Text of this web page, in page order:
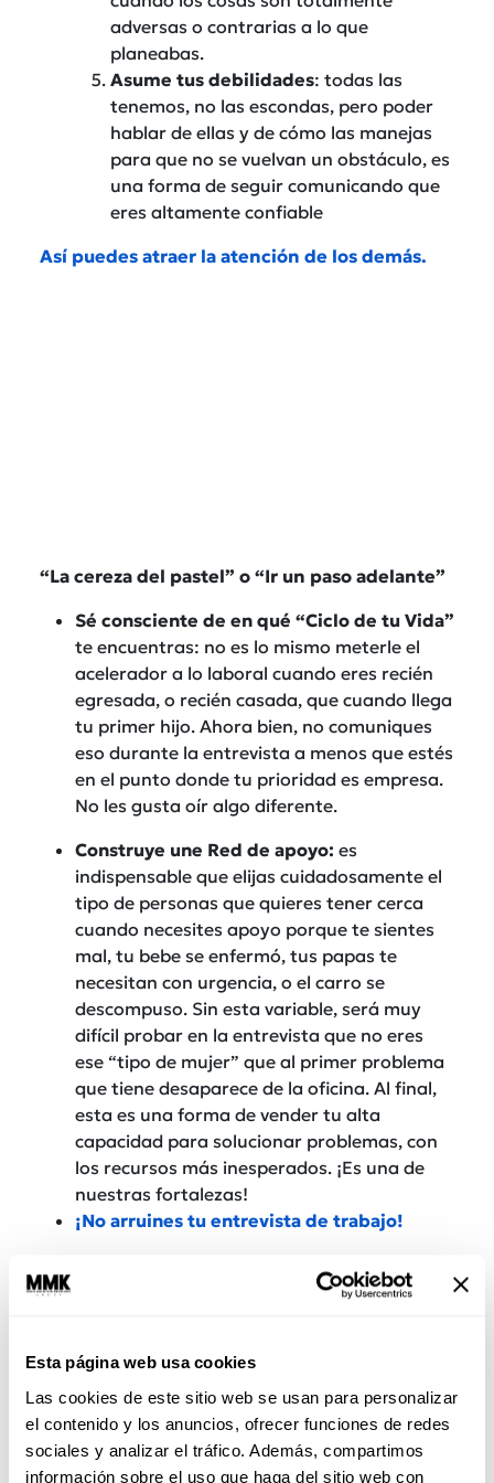
Esta página web usa cookies
Las cookies de este sitio web se usan para personalizar
el contenido y los anuncios, ofrecer funciones de redes
sociales y analizar el tráfico. Además, compartimos
información sobre el uso que haga del sitio web con
adversas o contrarias a lo que
planeabas.
Asume tus debilidades: todas las
tenemos, no las escondas, pero poder
hablar de ellas y de cómo las manejas
para que no se vuelvan un obstáculo, es
una forma de seguir comunicando que
eres altamente confiable
Así puedes atraer la atención de los demás.
“La cereza del pastel” o “Ir un paso adelante”
Sé consciente de en qué “Ciclo de tu Vida”
te encuentras: no es lo mismo meterle el
acelerador a lo laboral cuando eres recién
egresada, o recién casada, que cuando llega
tu primer hijo. Ahora bien, no comuniques
eso durante la entrevista a menos que estés
en el punto donde tu prioridad es empresa.
No les gusta oír algo diferente.
Construye une Red de apoyo: es
indispensable que elijas cuidadosamente el
tipo de personas que quieres tener cerca
cuando necesites apoyo porque te sientes
mal, tu bebe se enfermó, tus papas te
necesitan con urgencia, o el carro se
descompuso. Sin esta variable, será muy
difícil probar en la entrevista que no eres
ese “tipo de mujer” que al primer problema
que tiene desaparece de la oficina. Al final,
esta es una forma de vender tu alta
capacidad para solucionar problemas, con
los recursos más inesperados. ¡Es una de
nuestras fortalezas!
¡No arruines tu entrevista de trabajo!